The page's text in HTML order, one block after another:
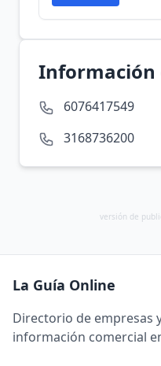
Información
6076417549
3168736200
versión de
La Guía Online
Directorio de empresas
información comercial